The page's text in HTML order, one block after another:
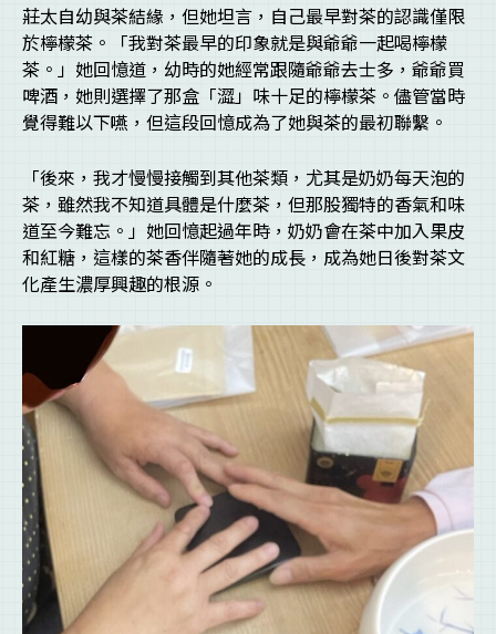
莊太自幼與茶結緣，但她坦言，自己最早對茶的認識僅限
於檸檬茶。「我對茶最早的印象就是與爺爺一起喝檸檬
茶。」她回憶道，幼時的她經常跟隨爺爺去士多，爺爺買
啤酒，她則選擇了那盒「澀」味十足的檸檬茶。儘管當時
覺得難以下嚥，但這段回憶成為了她與茶的最初聯繫。
「後來，我才慢慢接觸到其他茶類，尤其是奶奶每天泡的
茶，雖然我不知道具體是什麼茶，但那股獨特的香氣和味
道至今難忘。」她回憶起過年時，奶奶會在茶中加入果皮
和紅糖，這樣的茶香伴隨著她的成長，成為她日後對茶文
化產生濃厚興趣的根源。